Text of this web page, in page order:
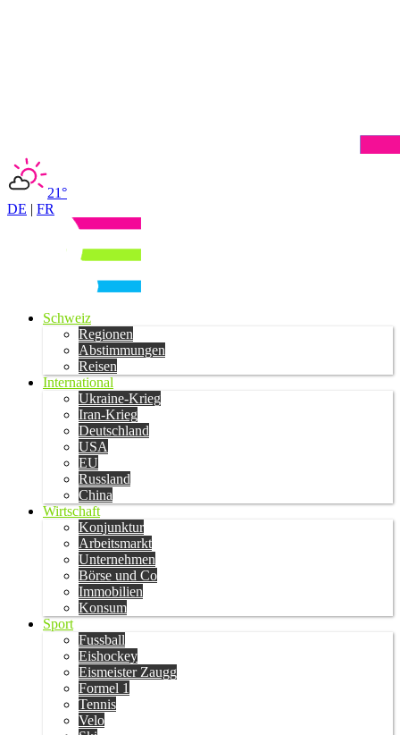
21°
DE | FR
Schweiz
Regionen
Abstimmungen
Reisen
International
Ukraine-Krieg
Iran-Krieg
Deutschland
USA
EU
Russland
China
Wirtschaft
Konjunktur
Arbeitsmarkt
Unternehmen
Börse und Co
Immobilien
Konsum
Sport
Fussball
Eishockey
Eismeister Zaugg
Formel 1
Tennis
Velo